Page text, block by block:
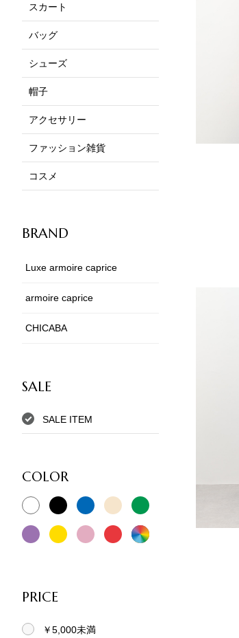
スカート
バッグ
シューズ
帽子
アクセサリー
ファッション雑貨
コスメ
BRAND
Luxe armoire caprice
armoire caprice
CHICABA
SALE
SALE ITEM
COLOR
PRICE
￥5,000未満